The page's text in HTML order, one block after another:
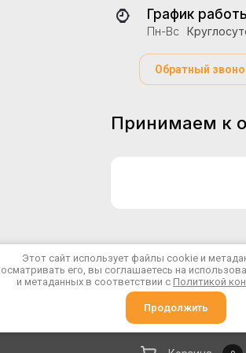
График
Пн-Вс
Обратный
Принимаем к
© 2023 - 2026
Политика конфиденциальности
Этот сайт использует файлы cookie и
его, вы соглашаетесь на
и метаданных в соответствии с Политикой
Продолжить